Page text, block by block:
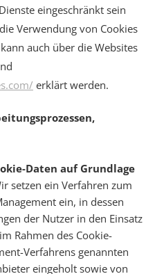
eingeschränkt sein
Verwendung von Cookies
auch über die Websites
erklärt werden.
Daten auf Grundlage
setzen ein Verfahren zum
ein, in dessen
der Nutzer in den Einsatz
Rahmen des Cookie-
Verfahrens genannten
eingeholt sowie von